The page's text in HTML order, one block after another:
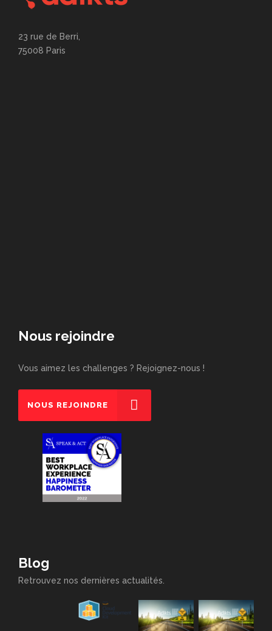
23 rue de Berri,
75008 Paris
Nous rejoindre
Vous aimez les challenges ? Rejoignez-nous !
NOUS REJOINDRE
Blog
Retrouvez nos dernières actualités.